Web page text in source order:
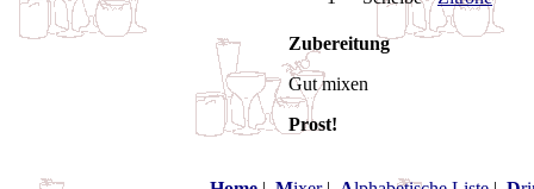
Zubereitung
Gut mixen
Prost!